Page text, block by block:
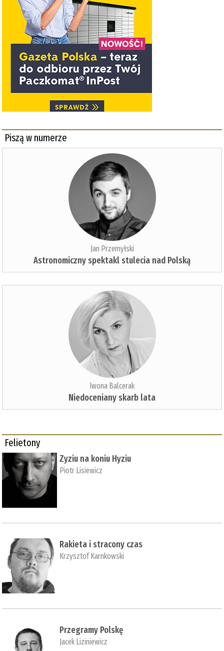
Piszą w numerze
Jan Przemyłski
Astronomiczny spektakl stulecia nad Polską
Iwona Balcerak
Niedoceniany skarb lata
Felietony
Zyziu na koniu Hyziu
Piotr Lisiewicz
Rakieta i stracony czas
Krzysztof Karnkowski
Przegramy Polskę
Jacek Liziniewicz